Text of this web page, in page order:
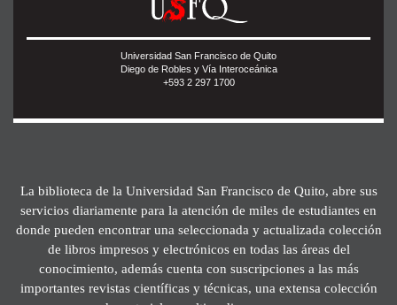
Universidad San Francisco de Quito
Diego de Robles y Vía Interoceánica
+593 2 297 1700
La biblioteca de la Universidad San Francisco de Quito, abre sus
servicios diariamente para la atención de miles de estudiantes en
donde pueden encontrar una seleccionada y actualizada colección
de libros impresos y electrónicos en todas las áreas del
conocimiento, además cuenta con suscripciones a las más
importantes revistas científicas y técnicas, una extensa colección